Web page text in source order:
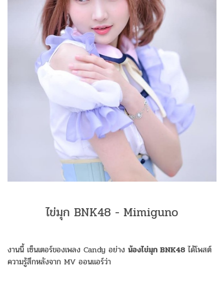
ไข่มุก BNK48 - Mimiguno
งานนี้ เซ็นเตอร์ของเพลง Candy อย่าง น้องไข่มุก BNK48 ได้โพสต์
ความรู้สึกหลังจาก MV ออนแอร์ว่า